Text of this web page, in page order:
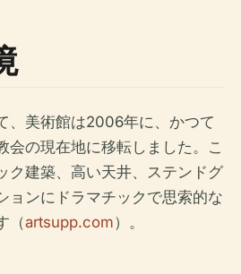
、美術館は2006年に、かつて
会の現在地に移転しました。こ
ク建築、高い天井、ステンドグ
ョンにドラマチックで思索的な
（artsupp.com）。